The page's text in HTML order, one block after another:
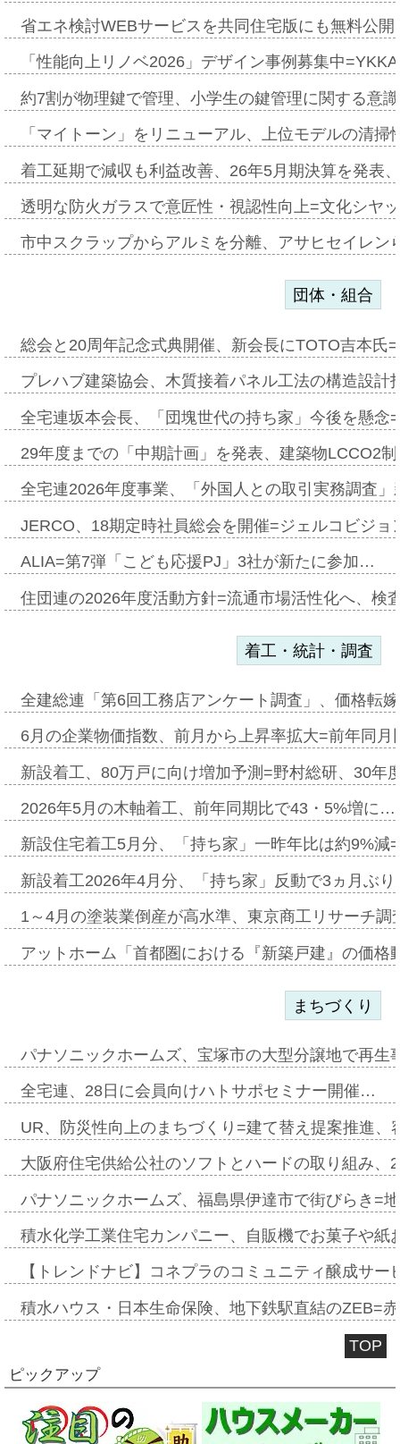
省エネ検討WEBサービスを共同住宅版にも無料公
「性能向上リノベ2026」デザイン事例募集中
約7割が物理鍵で管理、小学生の鍵管理に関する意
「マイトーン」をリニューアル、上位モデルの清
着工延期で減収も利益改善、26年5月期決算を発表
透明な防火ガラスで意匠性・視認性向上=文化シヤ
市中スクラップからアルミを分離、アサヒセイレ
団体・組合
総会と20周年記念式典開催、新会長にTOTO吉本氏
プレハブ建築協会、木質接着パネル工法の構造設
全宅連坂本会長、「団塊世代の持ち家」今後を懸
29年度までの「中期計画」を発表、建築物LCCO2
全宅連2026年度事業、「外国人との取引実務調査
JERCO、18期定時社員総会を開催=ジェルコビジ
ALIA=第7弾「こども応援PJ」3社が新たに参加…
住団連の2026年度活動方針=流通市場活性化へ、検
着工・統計・調査
全建総連「第6回工務店アンケート調査」、価格転
6月の企業物価指数、前月から上昇率拡大=前年同
新設着工、80万戸に向け増加予測=野村総研、30年
2026年5月の木軸着工、前年同期比で43・5%増に…
新設住宅着工5月分、「持ち家」一昨年比は約9%
新設着工2026年4月分、「持ち家」反動で3ヵ月ぶ
1～4月の塗装業倒産が高水準、東京商工リサーチ
アットホーム「首都圏における『新築戸建』の価
まちづくり
パナソニックホームズ、宝塚市の大型分譲地で再
全宅連、28日に会員向けハトサポセミナー開催…
UR、防災性向上のまちづくり=建て替え提案推進
大阪府住宅供給公社のソフトとハードの取り組み
パナソニックホームズ、福島県伊達市で街びらき=
積水化学工業住宅カンパニー、自販機でお菓子や
【トレンドナビ】コネプラのコミュニティ醸成サ
積水ハウス・日本生命保険、地下鉄駅直結のZEB=
TOP
ピックアップ